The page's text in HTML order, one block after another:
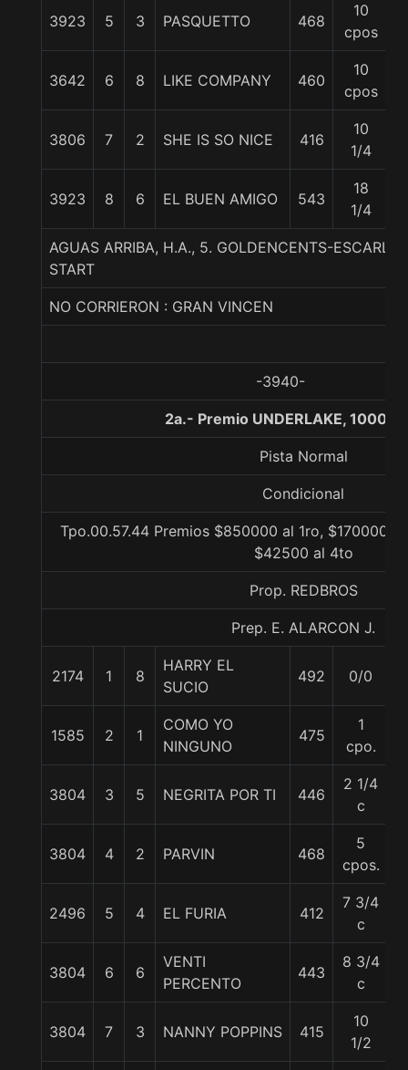
3923 5 3 PASQUETTO 468
10
cpos
3642 6 8 LIKE COMPANY 460
10
cpos
3806 7 2 SHE IS SO NICE 416
10
1/4
3923 8 6 EL BUEN AMIGO 543
18
1/4
AGUAS ARRIBA, H.A., 5. GOLDENCENTS-
START
NO CORRIERON : GRAN VINCEN
-3940-
2a.- Premio UNDERLAKE, 1000
Pista Normal
Condicional
Tpo.00.57.44 Premios $850000 al 1ro, $170000
$42500 al 4to
Prop. REDBROS
Prep. E. ALARCON J.
2174 1 8
HARRY EL
SUCIO
492 0/0
1585 2 1
COMO YO
NINGUNO
475
1
cpo.
3804 3 5 NEGRITA POR TI 446
2 1/4
c
3804 4 2 PARVIN 468
5
cpos.
2496 5 4 EL FURIA 412
7 3/4
c
3804 6 6
VENTI
PERCENTO
443
8 3/4
c
3804 7 3 NANNY POPPINS 415
10
1/2